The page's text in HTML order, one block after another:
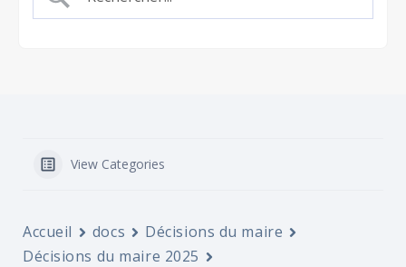
View Categories
Accueil docs
Décisions du maire
Décisions du maire 2025